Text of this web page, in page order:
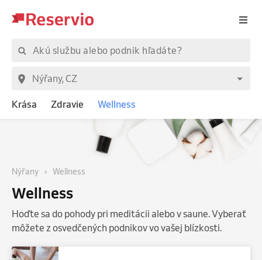
Krása Zdravie Wellness
Nýřany Wellness
Wellness
Hoďte sa do pohody pri meditácii alebo v saune. Vyberať
môžete z osvedčených podnikov vo vašej blízkosti.